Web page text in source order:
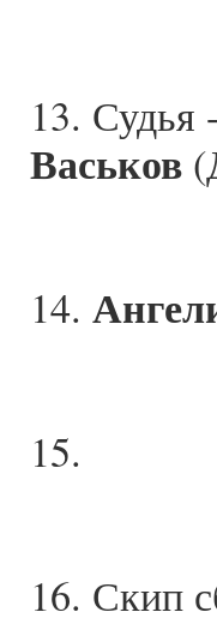
13.
Васьков
14.
15.
16. Скип